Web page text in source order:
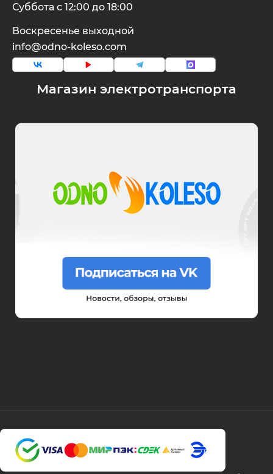
Магазин электротранспорта
Суббота с 12:00 до 18:00
Воскресенье выходной
info@odno-koleso.com